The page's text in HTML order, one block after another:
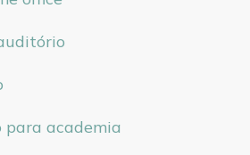
para academia